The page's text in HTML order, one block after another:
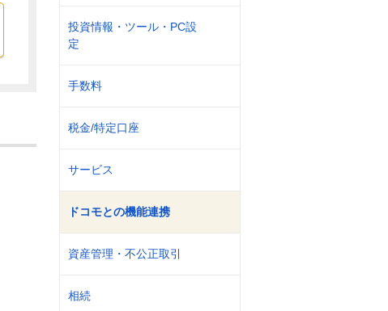
投資情報・ツール・PC設
定
手数料
税金/特定口座
サービス
ドコモとの機能連携
資産管理・不公正取引
相続